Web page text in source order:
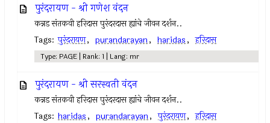
पुरंदरायण - श्री गणेश वंदन
कन्नड संतकवी हरिदास पुरंदरदास ह्यांचे जीवन दर्शन..
Tags: पुरंदरायण, purandarayan, haridas, हरिदास
Type: PAGE | Rank: 1 | Lang: mr
पुरंदरायण - श्री सरस्वती वंदन
कन्नड संतकवी हरिदास पुरंदरदास ह्यांचे जीवन दर्शन..
Tags: haridas, purandarayan, पुरंदरायण, हरिदास